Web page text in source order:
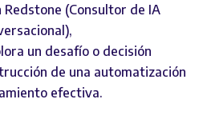
(Consultor de IA
un desafío o decisión
de una automatización
efectiva.